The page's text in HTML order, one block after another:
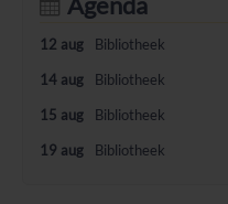
12 aug Bibliotheek
14 aug Bibliotheek
15 aug Bibliotheek
19 aug Bibliotheek